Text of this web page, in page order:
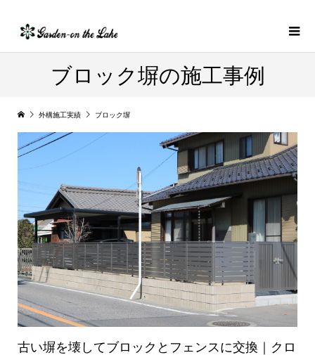
ブロック塀の施工事例
外構施工実績 ブロック塀
古い塀を壊してブロックとフェンスに交換｜クロ